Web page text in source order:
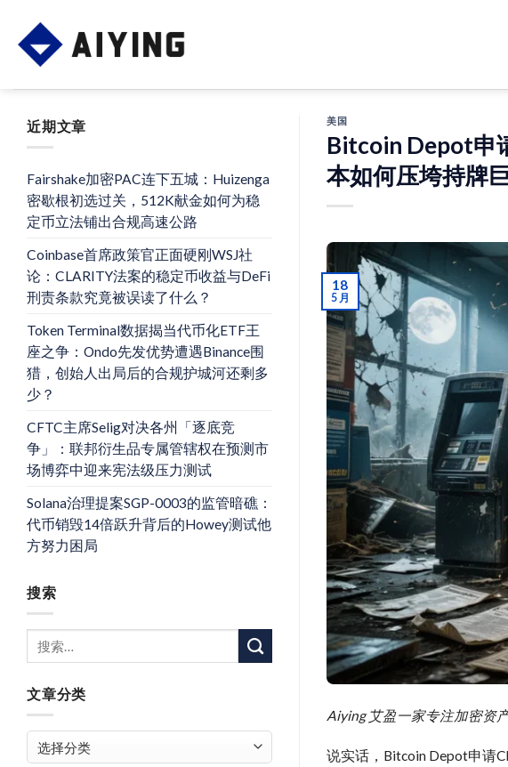
content
近期文章
Fairshake加密PAC连下五城：Huizenga
密歇根初选过关，512K献金如何为稳
定币立法铺出合规高速公路
Coinbase首席政策官正面硬刚WSJ社
论：CLARITY法案的稳定币收益与DeFi
刑责条款究竟被误读了什么？
Token Terminal数据揭当代币化ETF王
座之争：Ondo先发优势遭遇Binance围
猎，创始人出局后的合规护城河还剩多
少？
CFTC主席Selig对决各州「逐底竞
争」：联邦衍生品专属管辖权在预测市
场博弈中迎来宪法级压力测试
Solana治理提案SGP-0003的监管暗礁：
代币销毁14倍跃升背后的Howey测试他
方努力困局
搜索
文章分类
章
美国
Bitcoin Depot申
本如何压垮持牌
18
5 月
Aiying 艾盈一家专注加密资
说实话，Bitcoin Depot申请